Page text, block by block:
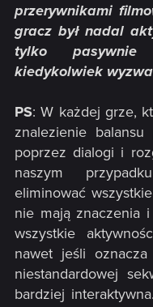
przerywnikami
gracz był nadal
tylko pasywnie
kiedykolwiek
PS: W każdej grze,
znalezienie
poprzez dialogi i
naszym
eliminować
nie mają znaczenia
wszystkie
nawet jeśli
niestandardowej
bardziej